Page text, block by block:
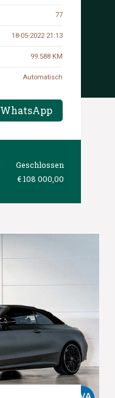
77
18-05-2022 21:13
99.588 KM
Automatisch
WhatsApp
Geschlossen
€ 108 000,00